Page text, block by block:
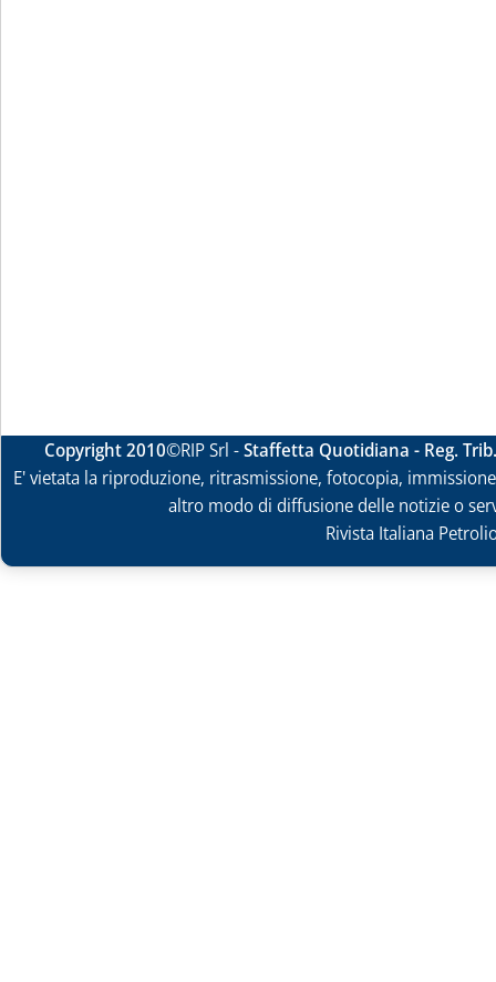
Copyright 2010©RIP Srl -Staffetta Quotidiana - Reg.
E' vietata la riproduzione, ritrasmissione, fotocopia,
altro modo di diffusione delle notizie o
Rivista Italiana